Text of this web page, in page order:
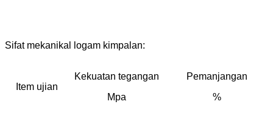
Sifat mekanikal logam kimpalan:
Item ujian
Kekuatan tegangan
Mpa
Pemanjangan
%